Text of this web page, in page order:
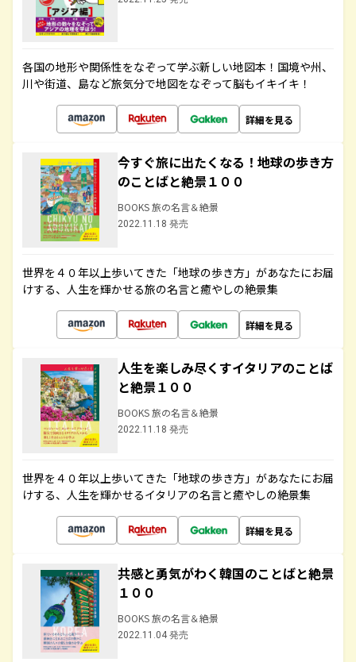
各国の地形や関係性をなぞって学ぶ新しい地図本！国境や州、
川や街道、島など旅気分で地図をなぞって脳もイキイキ！
詳細を見る
今すぐ旅に出たくなる！地球の歩き方
のことばと絶景１００
BOOKS 旅の名言＆絶景
2022.11.18 発売
世界を４０年以上歩いてきた「地球の歩き方」があなたにお届
けする、人生を輝かせる旅の名言と癒やしの絶景集
詳細を見る
人生を楽しみ尽くすイタリアのことば
と絶景１００
BOOKS 旅の名言＆絶景
2022.11.18 発売
世界を４０年以上歩いてきた「地球の歩き方」があなたにお届
けする、人生を輝かせるイタリアの名言と癒やしの絶景集
詳細を見る
共感と勇気がわく韓国のことばと絶景
１００
BOOKS 旅の名言＆絶景
2022.11.04 発売